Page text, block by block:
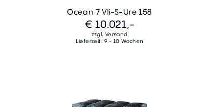
Ocean 7 Vli-S-Ure 158
€ 10.021,-
zzgl. Versand
Lieferzeit: 9 - 10 Wochen